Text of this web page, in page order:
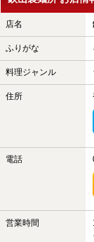
店名
ふりがな
料理ジャンル
住所
電話
営業時間